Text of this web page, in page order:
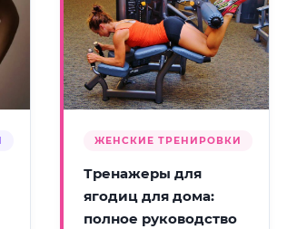
ЖЕНСКИЕ ТРЕНИРОВКИ
Тренажеры для
ягодиц для дома:
полное руководство